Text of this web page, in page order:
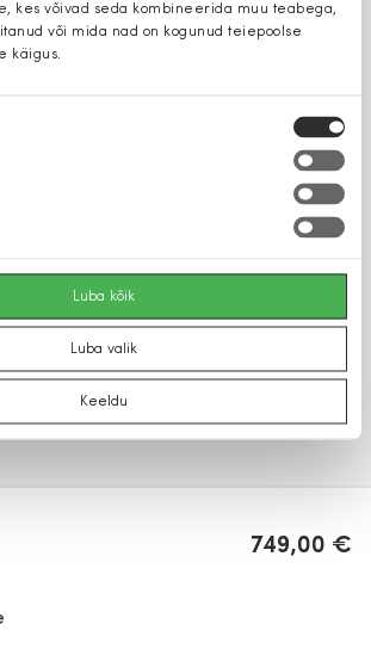
kes võivad seda kombineerida muu teabega,
või mida nad on kogunud teiepoolse
käigus.
Luba kõik
Luba valik
Keeldu
749,00 €